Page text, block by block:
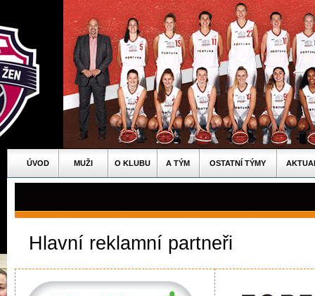
ÚVOD MUŽI O KLUBU A TÝM OSTATNÍ TÝMY
Hlavní reklamní partneři